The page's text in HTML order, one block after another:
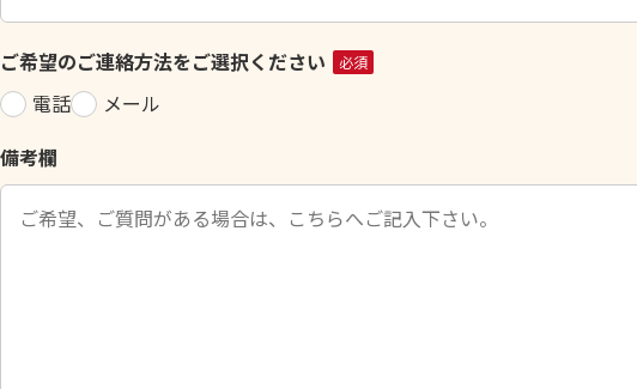
ィ
ー
ル
ド
空
の
ご希望のご連絡方法をご選択ください 必須
電話
メール
備考欄